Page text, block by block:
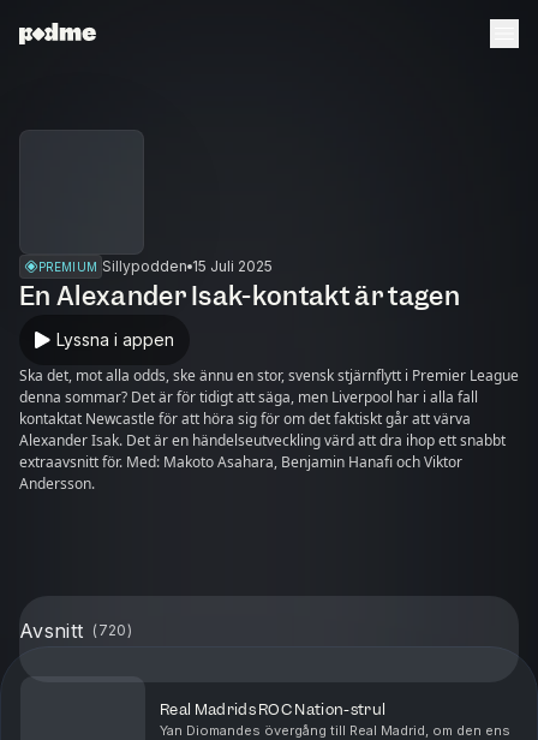
PREMIUM Sillypodden 15 Juli 2025
En Alexander Isak-kontakt är tagen
Lyssna i appen
Ska det, mot alla odds, ske ännu en stor, svensk stjärnflytt i Premier League
denna sommar? Det är för tidigt att säga, men Liverpool har i alla fall
kontaktat Newcastle för att höra sig för om det faktiskt går att värva
Alexander Isak. Det är en händelseutveckling värd att dra ihop ett snabbt
extraavsnitt för. Med: Makoto Asahara, Benjamin Hanafi och Viktor
Andersson.
Avsnitt ( 720)
Real Madrids ROC Nation-strul
Yan Diomandes övergång till Real Madrid, om den ens